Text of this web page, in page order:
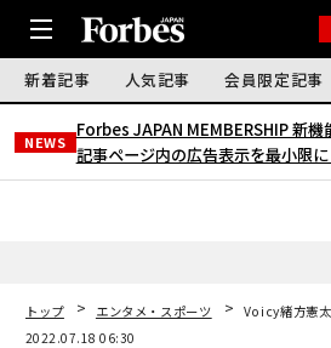
新着記事 人気記事 会員限定記事
NEWS
Forbes JAPAN MEMBERSHIP 新機
記事ページ内の広告表示を最小限
トップ エンタメ・スポーツ
Voicy緒方憲
2022.07.18 06:30